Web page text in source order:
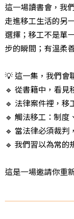
這一場讀書會，我
走進移工生活的另
選擇；移工不是單
步的瞬間；有溫柔
💡 這一集，我們會
🔹 從書籍中，看見
🔹 法律案件裡，移
🔹 觸法移工：制
🔹 當法律必須裁判
🔹 我們習以為常的
這是一場邀請你重